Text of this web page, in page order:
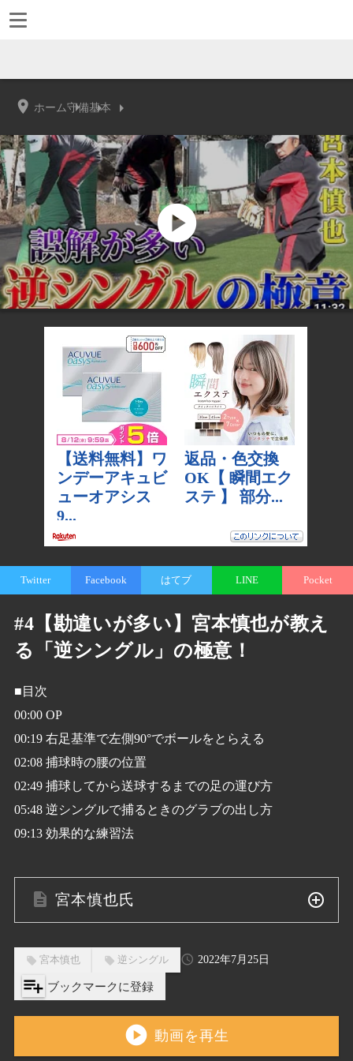
ホーム守備基本
Twitter Facebook はてブ LINE Pocket
#4【勘違いが多い】宮本慎也が教え
る「逆シングル」の極意！
■目次
00:00 OP
00:19 右足基準で左側90°でボールをとらえる
02:08 捕球時の腰の位置
02:49 捕球してから送球するまでの足の運び方
05:48 逆シングルで捕るときのグラブの出し方
09:13 効果的な練習法
宮本慎也氏
宮本慎也は、PL学園高校時代1987年の第69回全
国高等学校野球選手権大会では唯一2年生として
決勝戦に出場し、全国優勝を果たしました。
高校卒業後は同志社大学に進学し関西学生リー
宮本慎也 逆シングル 2022年7月25日
playlist_add ブックマークに登録
play_circle 動画を再生